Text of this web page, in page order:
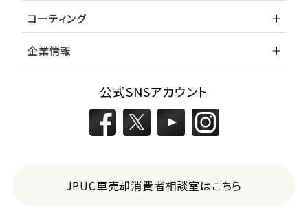
コーティング
企業情報
公式SNSアカウント
JPUC車売却消費者相談室はこちら